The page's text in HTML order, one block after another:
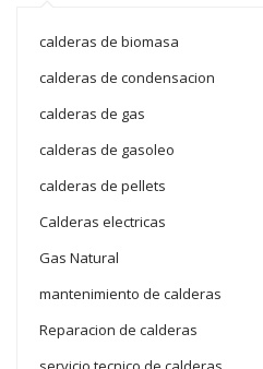
calderas de biomasa
calderas de condensacion
calderas de gas
calderas de gasoleo
calderas de pellets
Calderas electricas
Gas Natural
mantenimiento de calderas
Reparacion de calderas